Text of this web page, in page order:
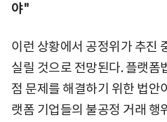
야"
이런 상황에서 공정위가 추진
실릴 것으로 전망된다. 플랫폼
점 문제를 해결하기 위한 법안
랫폼 기업들의 불공정 거래 행